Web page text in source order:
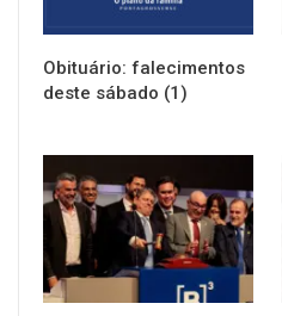
Obituário: falecimentos
deste sábado (1)
NOTÍCIAS